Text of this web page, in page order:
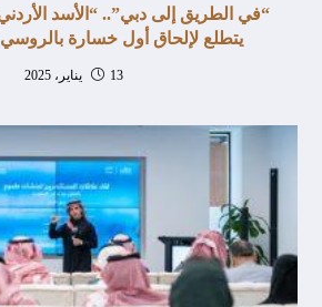
“في الطريق إلى دبي”.. “الأسد
يتطلع لإلحاق أول خسارة
13 يناير، 2025